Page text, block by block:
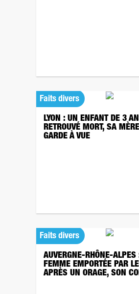
Faits divers
LYON : UN ENFANT DE 3
RETROUVÉ MORT, SA
GARDE À VUE
Faits divers
AUVERGNE-RHÔNE-ALPES
FEMME EMPORTÉE PAR
APRÈS UN ORAGE, SON